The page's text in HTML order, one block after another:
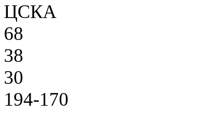
ЦСКА
68
38
30
194-170